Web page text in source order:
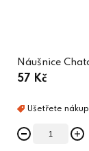
Náušnice
57 Kč